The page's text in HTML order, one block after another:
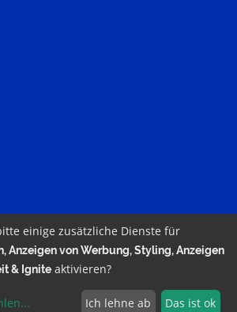
– Login
einige zusätzliche Dienste für
Anzeigen von Werbung, Styling, Anzeigen
& Ignite aktivieren?
... Ich lehne ab Das ist ok